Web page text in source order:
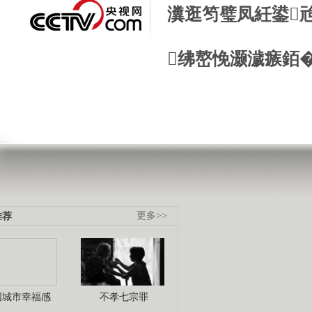
瀵逛笉璧凤紝鍙
绋嶅悗灏濊瘯銆
更多>>
荐
城市幸福感 不孝七宗罪